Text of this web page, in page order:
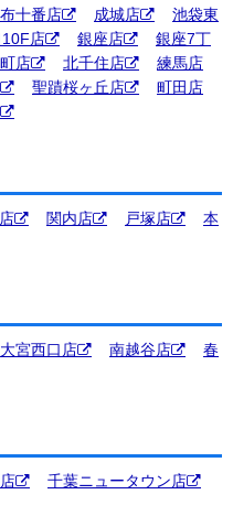
十番店 成城店
池袋東
店 銀座店
銀座7丁
店 北千住店
練馬店
聖蹟桜ヶ丘店
町田店
関内店 戸塚店
本
大宮西口店 南越谷店
春
千葉ニュータウン店